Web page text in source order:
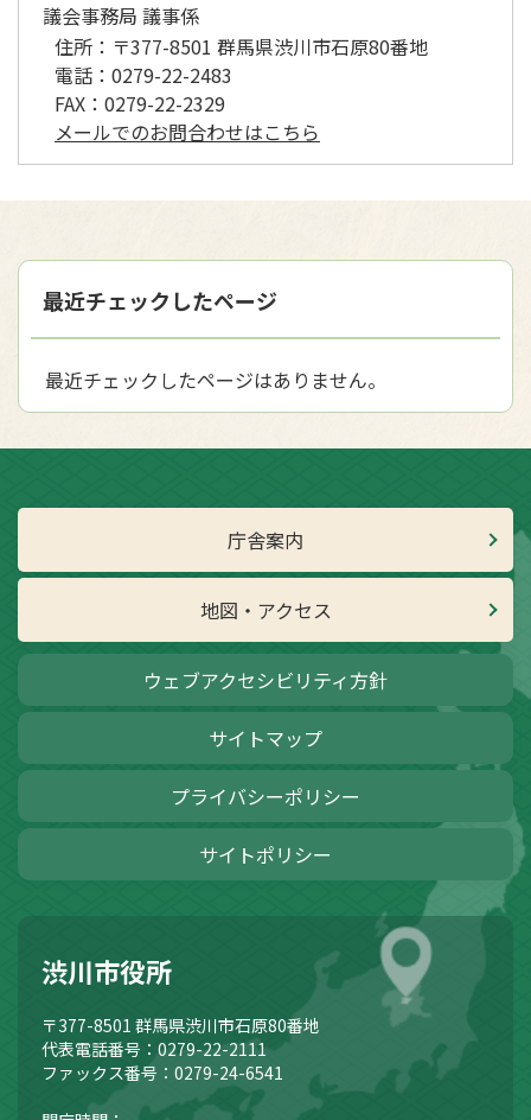
議会事務局 議事係
住所： 〒377-8501 群馬県渋川市石原80番地
電話： 0279-22-2483
FAX： 0279-22-2329
メールでのお問合わせはこちら
最近チェックしたページ
最近チェックしたページはありません。
庁舎案内
地図・アクセス
ウェブアクセシビリティ方針
サイトマップ
プライバシーポリシー
サイトポリシー
渋川市役所
〒377-8501 群馬県渋川市石原80番地
代表電話番号：0279-22-2111
ファックス番号：0279-24-6541